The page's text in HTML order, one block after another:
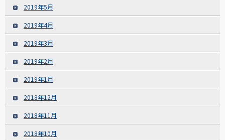
2019年5月
2019年4月
2019年3月
2019年2月
2019年1月
2018年12月
2018年11月
2018年10月